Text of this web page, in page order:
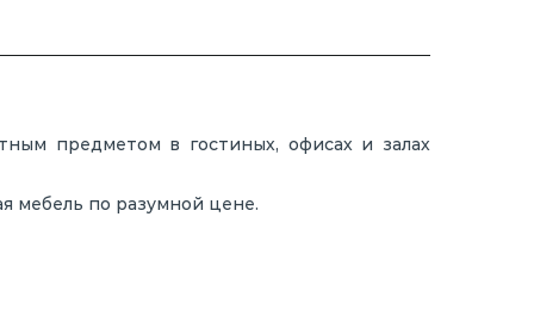
предметом в гостиных, офисах и залах
мебель по разумной цене.